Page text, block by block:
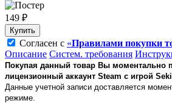
149 ₽
Купить
Согласен с «Правилами покупки
Описание Систем. требования
Покупая данный товар Вы моментально
лицензионный аккаунт Steam с игрой
Данные учетной записи доставляется
режиме.